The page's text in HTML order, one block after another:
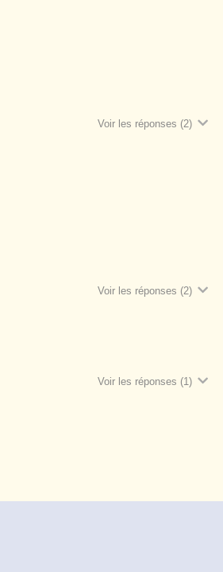
Voir les réponses (2)
Voir les réponses (2)
Voir les réponses (1)